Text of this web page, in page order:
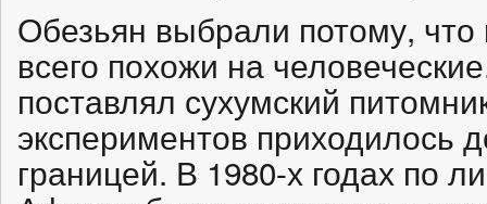
Обезьян выбрали потому,
всего похожи на
поставлял сухумский
экспериментов приходилось
границей. В 1980-х годах по